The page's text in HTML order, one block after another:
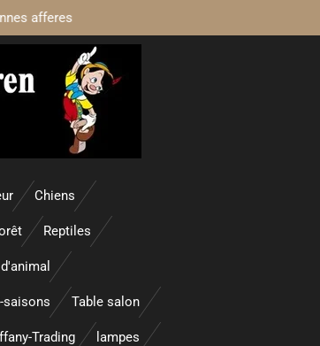
afferes
Chiens
Reptiles
saisons Table salon
Trading lampes